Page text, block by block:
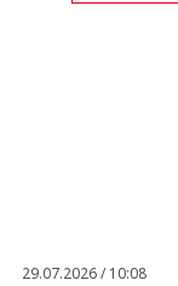
29.07.2026 / 10:08